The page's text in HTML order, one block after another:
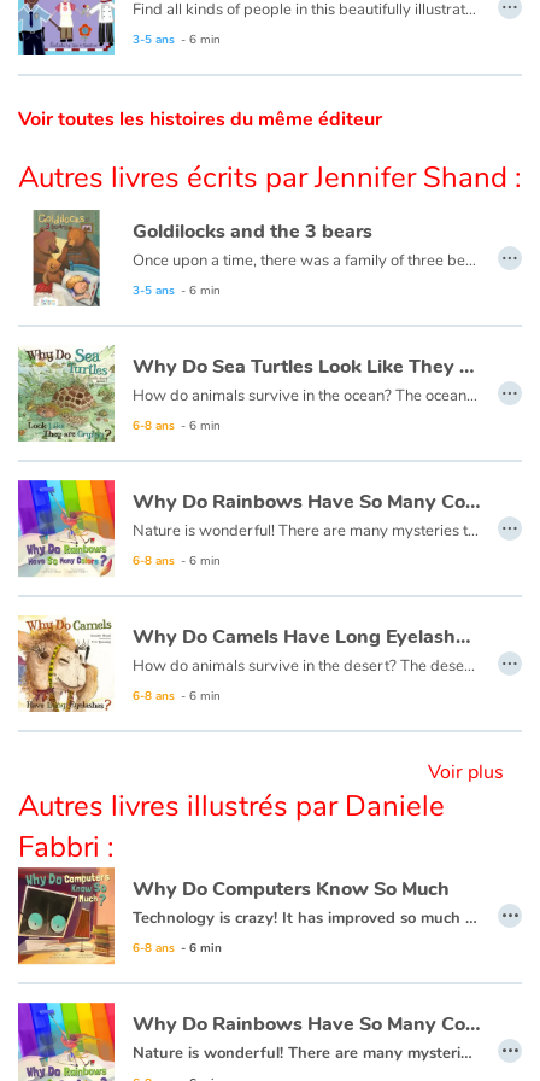
Catalogue anglais
Aide
Accueil
Écoles
Médiathèques
Vidéos & Tutoriaux
Blog
Actualités
Par thématique
Contes d'ici et d'ailleurs
Autour de la lecture
Apprendre à lire
Livre audio
Find all kinds of people in this beautifully illustrated First Words book by artist Lisa M Gardiner, perfect for your youngest reader discovering the joy of books.
3-5 ans - 6 min
Voir toutes les histoires du même éditeur
Autres livres écrits par Jennifer Shand :
Goldilocks and the 3 bears
Once upon a time, there was a family of three bears living deep in the forest. There was a father bear, a mother bear, and a baby bear. One morning, the bears made porridge and then went for a walk while it cooled. That same morning, a girl named Goldilocks was walking further into the forest than she ever had before.
This book is also available in French:
3-5 ans - 6 min
…
Why Do Sea Turtles Look Like They Are Crying ?
How do animals survive in the ocean? The ocean is very large and has many predators. Each animal must have something special about them to live there.
6-8 ans - 6 min
…
Why Do Rainbows Have So Many Colors ?
Nature is wonderful! There are many mysteries to unravel in nature, and fun things to learn! As you explore the world, you will make endless discoveries that will intrigue and amaze you!
6-8 ans - 6 min
…
Why Do Camels Have Long Eyelashes ?
How do animals survive in the desert? The desert is so hot and dry, with so little food, each desert animal must have something very special about them to help them live there.
6-8 ans - 6 min
…
Voir plus
Autres livres illustrés par Daniele
Fabbri :
Why Do Computers Know So Much
Technology is crazy! It has improved so much in recent times, and changes every day! It has altered how we do almost everything in our lives, so it is important to learn more about technology to better understand how it works!
6-8 ans - 6 min
…
Why Do Rainbows Have So Many Colors ?
Nature is wonderful! There are many mysteries to unravel in nature, and fun things to learn! As you explore the world, you will make endless discoveries that will intrigue and amaze you! …